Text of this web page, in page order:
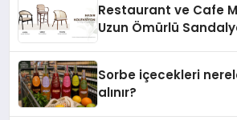
Restaurant ve Cafe
Uzun Ömürlü
Sorbe içecekleri
alınır?